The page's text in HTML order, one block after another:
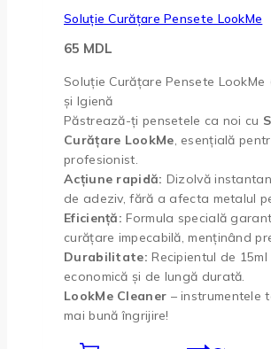
Soluție Curățare Pensete LookMe
65 MDL
Soluție Curățare Pensete LookMe
și Igienă
Păstrează-ți pensetele ca noi cu
Curățare LookMe, esențială
profesionist.
Acțiune rapidă: Dizolvă
de adeziv, fără a afecta metalul
Eficiență: Formula specială
curățare impecabilă, menținând
Durabilitate: Recipientul de
economică și de lungă durată.
LookMe Cleaner – instrumentele
mai bună îngrijire!